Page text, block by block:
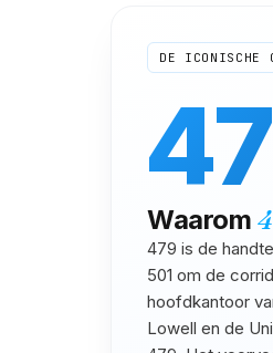
DE ICONISCHE
Waarom
479 is de
501 om de
hoofdkantoor
Lowell en de